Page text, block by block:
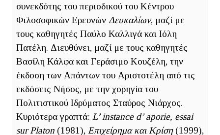
συνεκδότης του περιοδικού του Κέντρου
Φιλοσοφικών Ερευνών Δευκαλίων, μαζί με
τους καθηγητές Παύλο Καλλιγά και Ιόλη
Πατέλη. Διευθύνει, μαζί με τους καθηγητές
Βασίλη Κάλφα και Γεράσιμο Κουζέλη, την
έκδοση των Απάντων του Αριστοτέλη από τις
εκδόσεις Νήσος, με την χορηγία του
Πολιτιστικού Ιδρύματος Σταύρος Νιάρχος.
Κυριότερα γραπτά: L’ instance d’ aporie, essai
sur Platon (1981), Επιχείρημα και Κρίση(1999),